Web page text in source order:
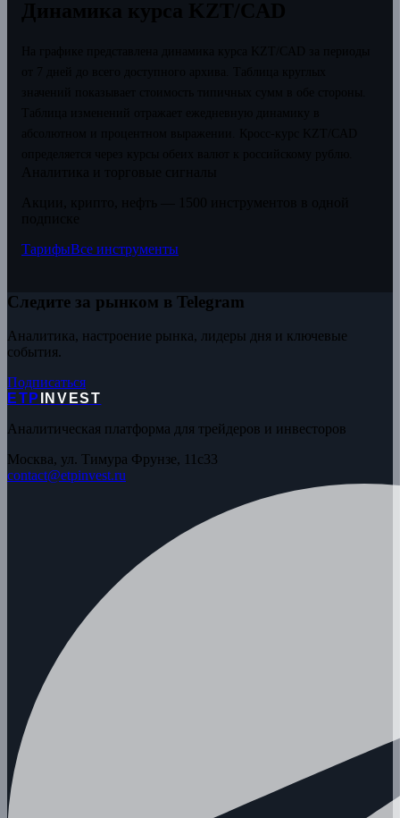
ТарифыВсе инструменты
Следите за рынком в Telegram
Аналитика, настроение рынка, лидеры дня и ключевые
события.
Подписаться
ETP
INVEST
Аналитическая платформа для трейдеров и инвесторов
Москва, ул. Тимура Фрунзе, 11с33
contact@etpinvest.ru